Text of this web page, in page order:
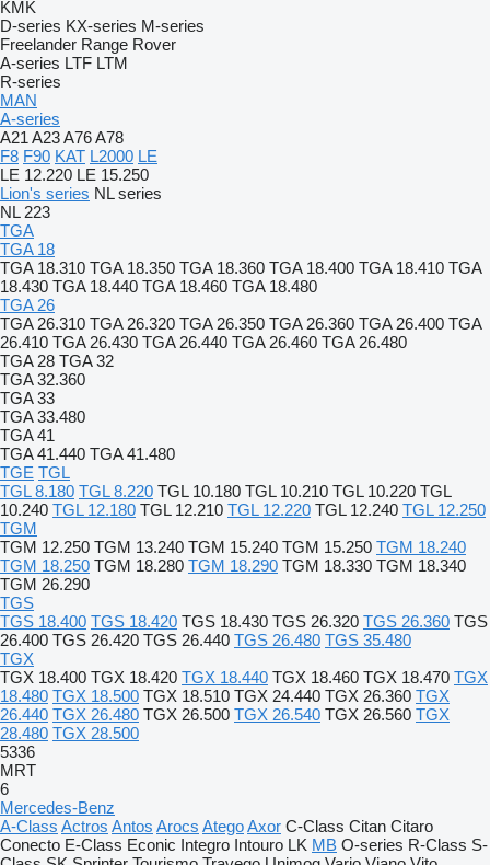
KMK
D-series KX-series M-series
Freelander Range Rover
A-series LTF LTM
R-series
MAN
A-series
A21 A23A76A78
F8 F90 KAT L2000 LE
LE 12.220 LE 15.250
Lion's series NL series
NL 223
TGA
TGA 18
TGA 18.310 TGA 18.350 TGA 18.360 TGA 18.400 TGA 18.410 TGA
18.430 TGA 18.440 TGA 18.460 TGA 18.480
TGA 26
TGA 26.310 TGA 26.320 TGA 26.350 TGA 26.360 TGA 26.400 TGA
26.410 TGA 26.430 TGA 26.440 TGA 26.460 TGA 26.480
TGA 28 TGA 32
TGA 32.360
TGA 33
TGA 33.480
TGA 41
TGA 41.440 TGA 41.480
TGE TGL
TGL 8.180 TGL 8.220 TGL 10.180 TGL 10.210 TGL 10.220 TGL
10.240 TGL 12.180 TGL 12.210 TGL 12.220 TGL 12.240 TGL 12.250
TGM
TGM 12.250 TGM 13.240 TGM 15.240 TGM 15.250 TGM 18.240
TGM 18.250 TGM 18.280 TGM 18.290 TGM 18.330 TGM 18.340
TGM 26.290
TGS
TGS 18.400 TGS 18.420 TGS 18.430 TGS 26.320 TGS 26.360 TGS
26.400 TGS 26.420 TGS 26.440 TGS 26.480 TGS 35.480
TGX
TGX 18.400 TGX 18.420 TGX 18.440 TGX 18.460 TGX 18.470 TGX
18.480 TGX 18.500 TGX 18.510 TGX 24.440 TGX 26.360 TGX
26.440 TGX 26.480 TGX 26.500 TGX 26.540 TGX 26.560 TGX
28.480 TGX 28.500
5336
MRT
6
Mercedes-Benz
A-Class Actros Antos Arocs AtegoAxor C-Class Citan Citaro
Conecto E-Class Econic Integro Intouro LK MB O-series R-Class S-